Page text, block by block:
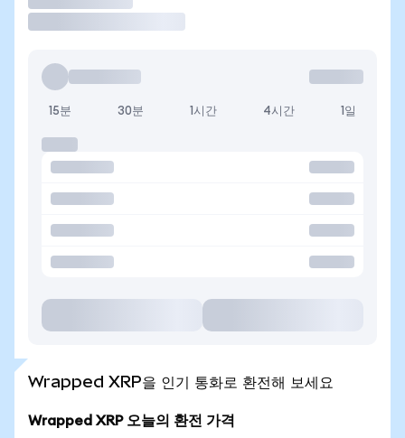
15분 30분 1시간 4시간 1일
Wrapped XRP을 인기 통화로 환전해 보세요
Wrapped XRP 오늘의 환전 가격